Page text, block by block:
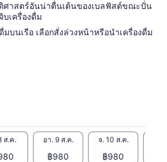
ติศาสตร์อันน่าตื่นเต้นของเบลฟัสต์ขณะปั่น
เครื่องดื่ม
มบนเรือ เลือกสั่งล่วงหน้าหรือนำเครื่องดื่ม
ส.ค. อา. 9 ส.ค.
฿980
จ. 10 ส.ค.
฿980